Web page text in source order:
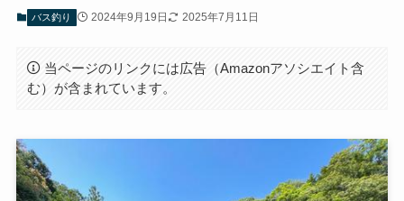
バス釣り 2024年9月19日 2025年7月11日
当ページのリンクには広告（Amazonアソシエイト含
む）が含まれています。